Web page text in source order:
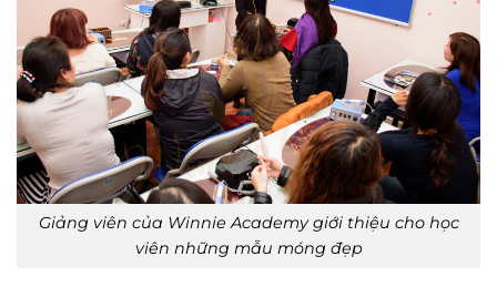
Giảng viên của Winnie Academy giới thiệu cho học
viên những mẫu móng đẹp